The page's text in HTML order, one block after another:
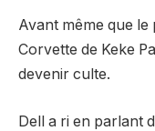
Avant même que
Corvette de Keke
devenir culte.
Dell a ri en parlant